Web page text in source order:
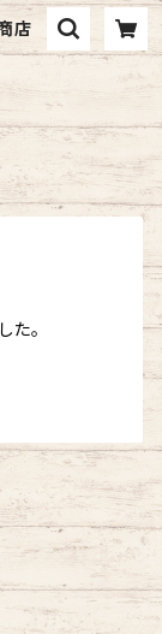
店
た。